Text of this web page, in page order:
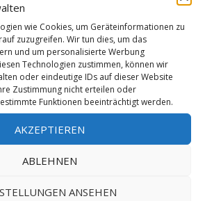
wie Cookies, um Geräteinformationen zu
zuzugreifen. Wir tun dies, um das
und um personalisierte Werbung
Technologien zustimmen, können wir
oder eindeutige IDs auf dieser Website
Zustimmung nicht erteilen oder
Funktionen beeinträchtigt werden.
AKZEPTIEREN
ABLEHNEN
ANSEHEN
ist gestorben
EINE ANTWORT